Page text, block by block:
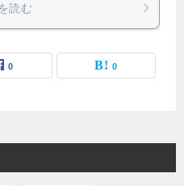
読む
0 0